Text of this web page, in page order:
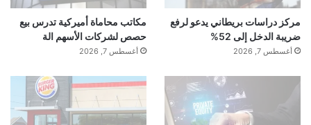
مركز دراسات بريطاني يدعو لرفع
ضريبة الدخل إلى 52%
أغسطس 7, 2026
مكاتب محاماة أميركية تدرس بيع
حصص لشركات الأسهم الة
أغسطس 7, 2026